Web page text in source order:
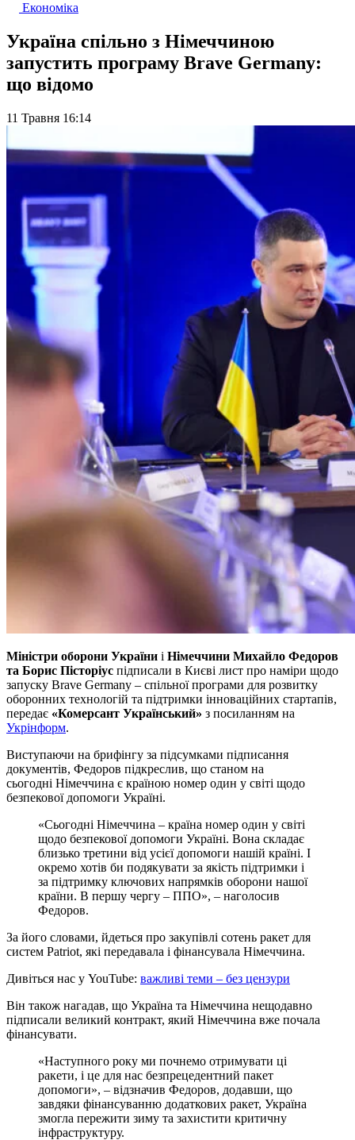
Економіка
Україна спільно з Німеччиною
запустить програму Brave Germany:
що відомо
11 Травня 16:14
Міністри оборони України і Німеччини Михайло Федоров
та Борис Пісторіус підписали в Києві лист про наміри щодо
запуску Brave Germany – спільної програми для розвитку
оборонних технологій та підтримки інноваційних стартапів,
передає «Комерсант Український» з посиланням на
Укрінформ.
Виступаючи на брифінгу за підсумками підписання
документів, Федоров підкреслив, що станом на
сьогодні Німеччина є країною номер один у світі щодо
безпекової допомоги Україні.
«Сьогодні Німеччина – країна номер один у світі
щодо безпекової допомоги Україні. Вона складає
близько третини від усієї допомоги нашій країні. І
окремо хотів би подякувати за якість підтримки і
за підтримку ключових напрямків оборони нашої
країни. В першу чергу – ППО», – наголосив
Федоров.
За його словами, йдеться про закупівлі сотень ракет для
систем Patriot, які передавала і фінансувала Німеччина.
Дивіться нас у YouTube: важливі теми – без цензури
Він також нагадав, що Україна та Німеччина нещодавно
підписали великий контракт, який Німеччина вже почала
фінансувати.
«Наступного року ми почнемо отримувати ці
ракети, і це для нас безпрецедентний пакет
допомоги», – відзначив Федоров, додавши, що
завдяки фінансуванню додаткових ракет, Україна
змогла пережити зиму та захистити критичну
інфраструктуру.